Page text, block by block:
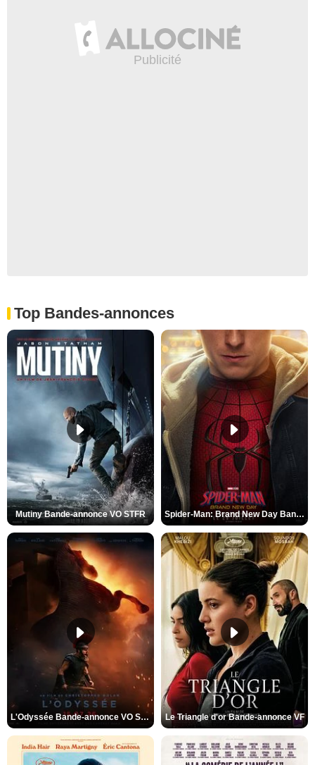
Top Bandes-annonces
Mutiny Bande-annonce VO STFR Spider-Man: Brand New Day Bande-annonce VO STFR
L'Odyssée Bande-annonce VO STFR Le Triangle d'or Bande-annonce VF